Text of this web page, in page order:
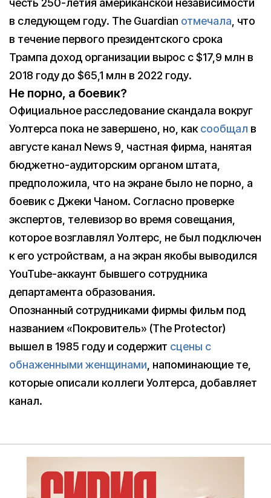
честь 250-летия американской независимости
в следующем году. The Guardian отмечала , что
в течение первого президентского срока
Трампа доход организации вырос с $17,9 млн в
2018 году до $65,1 млн в 2022 году.
Не порно, а боевик?
Официальное расследование скандала вокруг
Уолтерса пока не завершено, но, каксообщал в
августе канал News 9, частная фирма, нанятая
бюджетно-аудиторским органом штата,
предположила, что на экране было не порно, а
боевик с Джеки Чаном. Согласно проверке
экспертов, телевизор во время совещания,
которое возглавлял Уолтерс, не был подключен
к его устройствам, а на экран якобы выводился
YouTube-аккаунт бывшего сотрудника
департамента образования.
Опознанный сотрудниками фирмы фильм под
названием «Покровитель» (The Protector)
вышел в 1985 году и содержит сцены с
обнаженными женщинами , напоминающие те,
которые описали коллеги Уолтерса, добавляет
канал.